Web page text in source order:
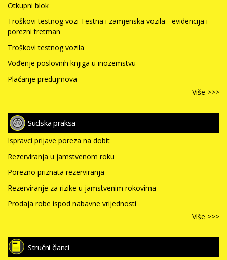
Otkupni blok
Troškovi testnog vozi Testna i zamjenska vozila - evidencija i
porezni tretman
Troškovi testnog vozila
Vođenje poslovnih knjiga u inozemstvu
Plaćanje predujmova
Više >>>
Sudska praksa
Ispravci prijave poreza na dobit
Rezerviranja u jamstvenom roku
Porezno priznata rezerviranja
Rezerviranje za rizike u jamstvenim rokovima
Prodaja robe ispod nabavne vrijednosti
Više >>>
Stručni članci